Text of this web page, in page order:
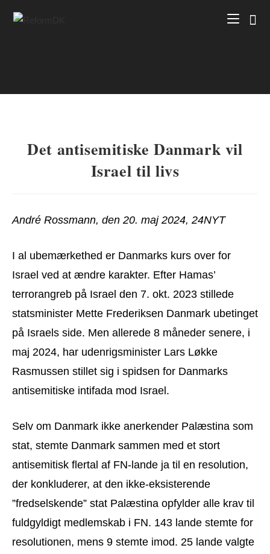
Det antisemitiske Danmark vil
Israel til livs
André Rossmann, den 20. maj 2024, 24NYT
I al ubemærkethed er Danmarks kurs over for
Israel ved at ændre karakter. Efter Hamas’
terrorangreb på Israel den 7. okt. 2023 stillede
statsminister Mette Frederiksen Danmark ubetinget
på Israels side. Men allerede 8 måneder senere, i
maj 2024, har udenrigsminister Lars Løkke
Rasmussen stillet sig i spidsen for Danmarks
antisemitiske intifada mod Israel.
Selv om Danmark ikke anerkender Palæstina som
stat, stemte Danmark sammen med et stort
antisemitisk flertal af FN-lande ja til en resolution,
der konkluderer, at den ikke-eksisterende
”fredselskende” stat Palæstina opfylder alle krav til
fuldgyldigt medlemskab i FN. 143 lande stemte for
resolutionen, mens 9 stemte imod. 25 lande valgte